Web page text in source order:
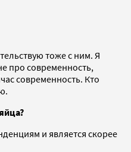
тоже с ним. Я
про современность,
современность. Кто
и является скорее